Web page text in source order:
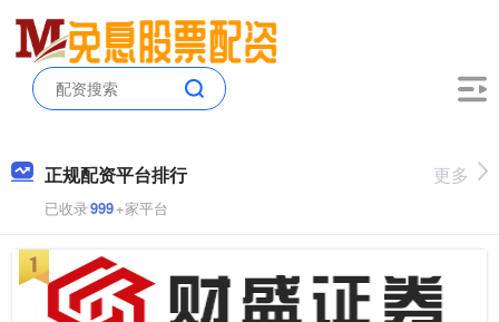
正规配资平台排行
已收录999+家平台
更多